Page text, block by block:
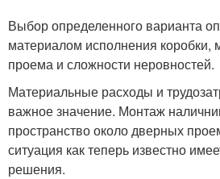
Выбор определенного варианта
материалом исполнения коробки,
проема и сложности неровностей.
Материальные расходы и
важное значение. Монтаж
пространство около дверных
ситуация как теперь известно
решения.